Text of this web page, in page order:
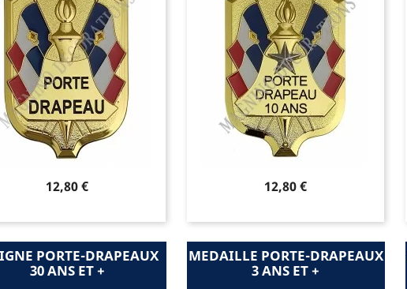
Prix
12,80 € Prix
12,80 €
PORTE-DRAPEAUX
30 ANS ET +
MEDAILLE PORTE-DRAPEAUX
3 ANS ET +